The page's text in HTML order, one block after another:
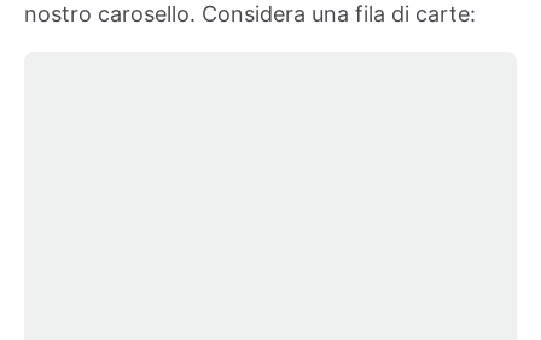
nostro carosello. Considera una fila di carte: